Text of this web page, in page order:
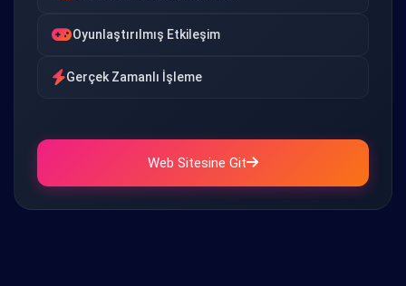
Oyunlaştırılmış Etkileşim
Gerçek Zamanlı İşleme
Web Sitesine Git